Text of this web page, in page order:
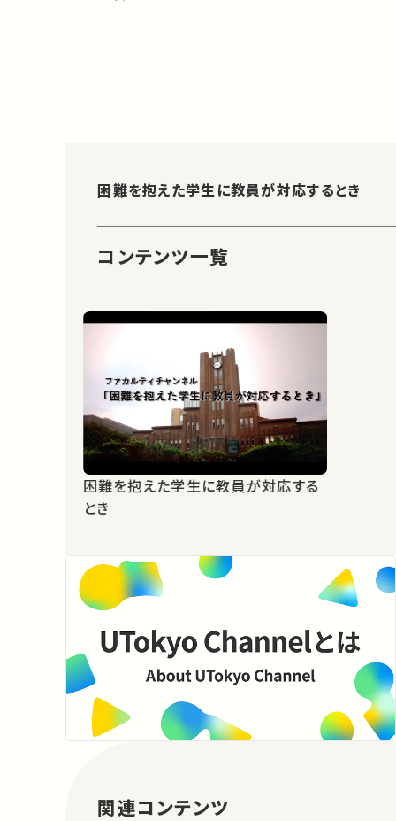
困難を抱えた学生に教員が対応するとき
コンテンツ一覧
困難を抱えた学生に教員が対応する
とき
関連コンテンツ